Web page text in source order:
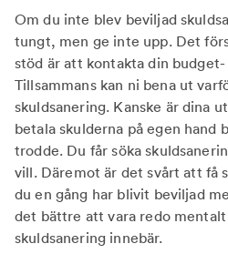
Om du inte blev beviljad
tungt, men ge inte upp. Det
stöd är att kontakta din
Tillsammans kan ni bena ut
skuldsanering. Kanske är dina
betala skulderna på egen hand
trodde. Du får söka
vill. Däremot är det svårt att få
du en gång har blivit beviljad
det bättre att vara redo
skuldsanering innebär.